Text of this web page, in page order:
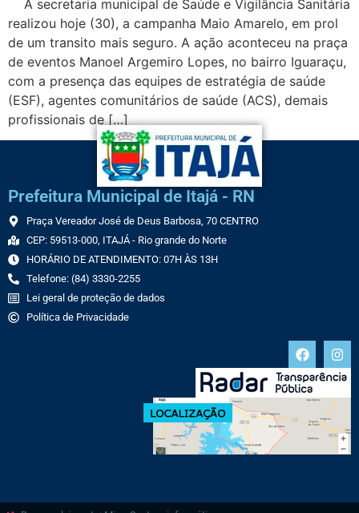
A secretaria municipal de Saúde e Vigilância Sanitária
realizou hoje (30), a campanha Maio Amarelo, em prol
de um transito mais seguro. A ação aconteceu na praça
de eventos Manoel Argemiro Lopes, no bairro Iguaraçu,
com a presença das equipes de estratégia de saúde
(ESF), agentes comunitários de saúde (ACS), demais
profissionais de […]
Prefeitura Municipal de Itajá - RN
Praça Vereador José de Deus Barbosa, 70 CENTRO
CEP: 59513-000, ITAJÁ - Rio grande do Norte
HORÁRIO DE ATENDIMENTO: 07H ÀS 13H
Telefone: (84) 3330-2255
Lei geral de proteção de dados
Política de Privacidade